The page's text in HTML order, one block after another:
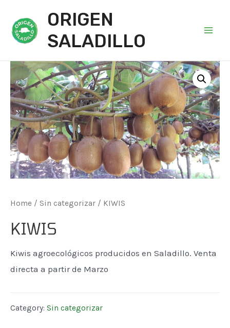
ORIGEN
SALADILLO
Home / Sin categorizar / KIWIS
KIWIS
Kiwis agroecológicos producidos en Saladillo. Venta
directa a partir de Marzo
Category: Sin categorizar